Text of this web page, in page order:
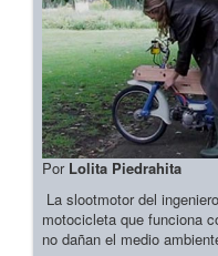
Por Lolita Piedrahita
La slootmotor del
motocicleta que funciona
no dañan el medio